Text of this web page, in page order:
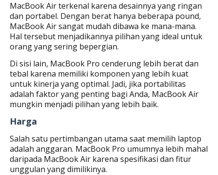
MacBook Air terkenal karena desainnya yang ringan
dan portabel. Dengan berat hanya beberapa pound,
MacBook Air sangat mudah dibawa ke mana-mana.
Hal tersebut menjadikannya pilihan yang ideal untuk
orang yang sering bepergian.
Di sisi lain, MacBook Pro cenderung lebih berat dan
tebal karena memiliki komponen yang lebih kuat
untuk kinerja yang optimal. Jadi, jika portabilitas
adalah faktor yang penting bagi Anda, MacBook Air
mungkin menjadi pilihan yang lebih baik.
Harga
Salah satu pertimbangan utama saat memilih laptop
adalah anggaran. MacBook Pro umumnya lebih mahal
daripada MacBook Air karena spesifikasi dan fitur
unggulan yang dimilikinya.